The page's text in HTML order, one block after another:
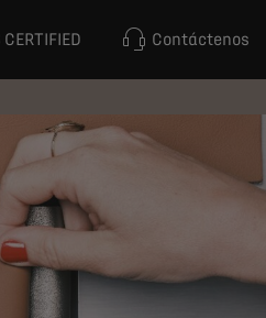
CERTIFIED Contáctenos